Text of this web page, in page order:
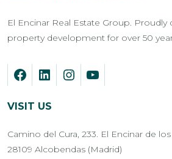
El Encinar Real Estate Group.
property development for over 50
VISIT US
Camino del Cura, 233. El Encinar de
28109 Alcobendas (Madrid)